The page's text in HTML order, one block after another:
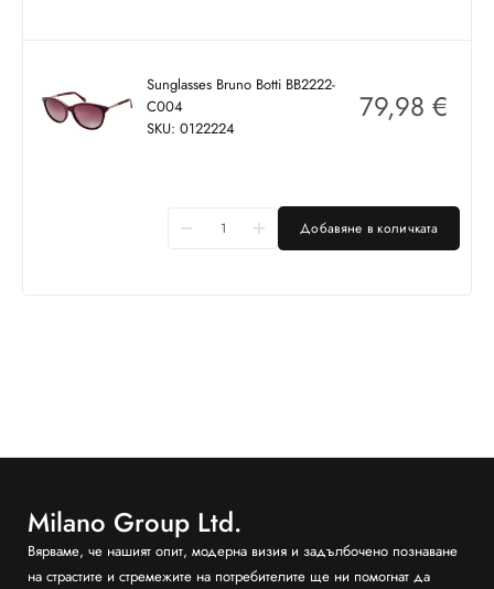
Sunglasses Bruno Botti BB2222-
C004
SKU: 0122224
79,98 €
Добавяне в количката
Milano Group Ltd.
Вярваме, че нашият опит, модерна визия и задълбочено познаване
на страстите и стремежите на потребителите ще ни помогнат да